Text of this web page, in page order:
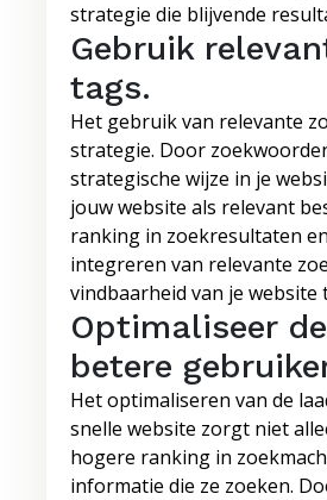
strategie die blijvende
Gebruik
tags.
Het gebruik van relevante
strategie. Door
strategische wijze in je
jouw website als relevant
ranking in zoekresultaten
integreren van relevante
vindbaarheid van je website
Optimaliseer
betere
Het optimaliseren van de
snelle website zorgt niet
hogere ranking in
informatie die ze zoeken.